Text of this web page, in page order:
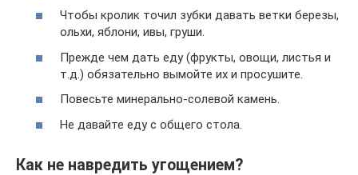
Чтобы кролик точил зубки давать ветки березы,
ольхи, яблони, ивы, груши.
Прежде чем дать еду (фрукты, овощи, листья и
т.д.) обязательно вымойте их и просушите.
Повесьте минерально-солевой камень.
Не давайте еду с общего стола.
Как не навредить угощением?